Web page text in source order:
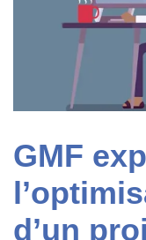
GMF
d’un